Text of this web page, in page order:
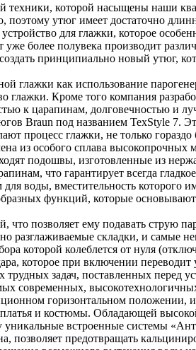
техники, которой насыщены наши
поэтому утюг имеет достаточно
для глажки, которое
уже более полувека производит
принципиально новый утюг,
глажки как использование
глажки. Кроме того компания
к царапинам, долговечностью и
Braun под названием TexStyle 7.
процесс глажки, не только
из особого сплава
подошвы, изготовленные из
что гарантирует всегда
воды, вместительность которого
функций, которые
позволяет ему подавать струю
разглаживаемые складки, и самые
которой колеблется от нуля
которое при включении
задач, поставленных перед
современных,
горизонтальном положении,
и костюмы. Обладающей
уникальные встроенные системы
предотвращать